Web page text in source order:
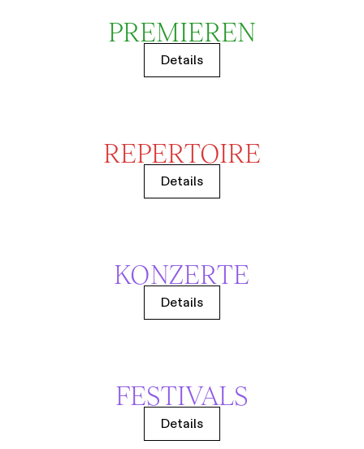
PREMIEREN
Details
REPERTOIRE
Details
KONZERTE
Details
FESTIVALS
Details